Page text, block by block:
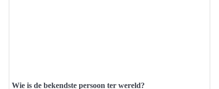
Wie is de bekendste persoon ter wereld?